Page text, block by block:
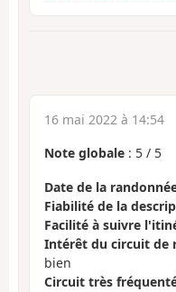
16 mai 2022 à 14:54
Note globale : 5 / 5
Date de la
Fiabilité de la
Facilité à suivre
Intérêt du circuit de
bien
Circuit très